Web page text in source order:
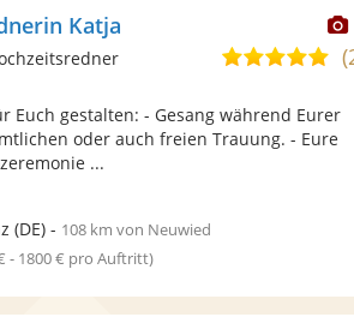
Katja
5,0
5
Euch gestalten: - Gesang während Eurer
oder auch freien Trauung. - Eure
...
(DE)- 108 km von Neuwied
- 1800 € pro Auftritt)